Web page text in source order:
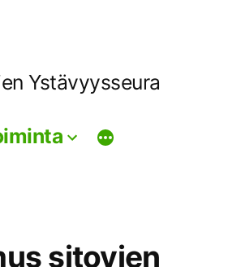
Ystävyysseura
sitovien